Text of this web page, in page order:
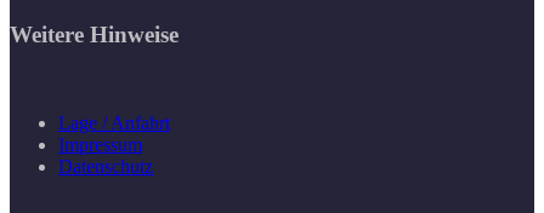
Weitere Hinweise
Lage / Anfahrt
Impressum
Datenschutz